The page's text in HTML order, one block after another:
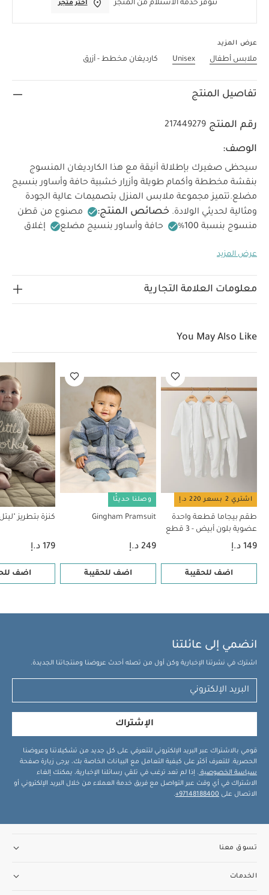
تتوفر خدمة الاستلام من المتجر اختر متجر
عرض المزيد
ملابس أطفال Unisex كارديغان مخطط - أزرق
تفاصيل المنتج
رقم المنتج 217449279
الوصف:
سيحظى صغيرك بإطلالة أنيقة مع هذا الكارديغان المنسوج
بنقشة مخططة وأكمام طويلة وأزرار خشبية حافة وأساور بنسيج
مضلع.تتميز مجموعة ملابس المنزل بتصميمات عالية الجودة
ومثالية لحديثي الولادة. خصائص المنتج:
مصنوع من قطن
منسوج بنسبة 100‏%‏‏
حافة وأساور بنسيج مضلع
إغلاق
وتحذيرات:
غسل على درجة حرارة 40 درجة مئوية
المبيضات
تجفيف على درجة حرارة منخفضة
كيّ على درجة
الداكنة على حدة
كيّ على الجانب الداخلي
طقم بيجاما قطعة واحدة عضوية بلون أبيض - 3 قطع
Herringbone Mock Romper
عرض المزيد
معلومات العلامة التجارية
You May Also Like
اشتري 2 بسعر 220 د.إ
طقم بيجاما قطعة واحدة
عضوية بلون أبيض - 3 قطع
149 د.إ
اضف للحقيبة
وصلنا حديثًا
Gingham Pramsuit
249 د.إ
اضف للحقيبة
كنزة بتطريز "ليتل
179 د.إ
اضف
انضمي إلى عائلتنا
اشترك في نشرتنا الإخبارية وكن أول من تصله أحدث عروضنا ومنتجاتنا الجديدة.
الإشتراك
قومي بالاشتراك عبر البريد الإلكتروني لتتعرفي على كل جديد من تشكيلاتنا وعروضنا
الحصرية. للتعرف أكثر على كيفية التعامل مع البيانات الخاصة بك، يرجى زيارة صفحة
سياسة الخصوصية . إذا لم تعد ترغب في تلقي رسائلنا الإخبارية، يمكنك إلغاء
الاشتراك في أي وقت عبر التواصل مع فريق خدمة العملاء من خلال البريد الإلكتروني أو
الاتصال على 97148188400+
.
تسوق معنا
الخدمات